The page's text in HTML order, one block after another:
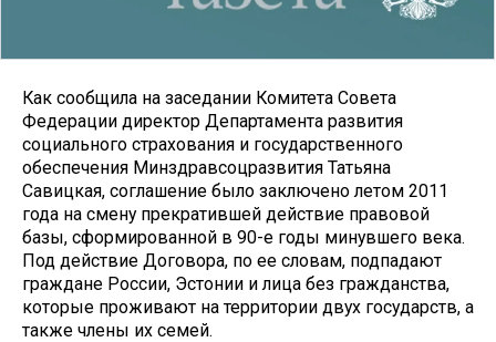
Как сообщила на заседании Комитета Совета
Федерации директор Департамента развития
социального страхования и государственного
обеспечения Минздравсоцразвития Татьяна
Савицкая, соглашение было заключено летом 2011
года на смену прекратившей действие правовой
базы, сформированной в 90-е годы минувшего века.
Под действие Договора, по ее словам, подпадают
граждане России, Эстонии и лица без гражданства,
которые проживают на территории двух государств, а
также члены их семей.